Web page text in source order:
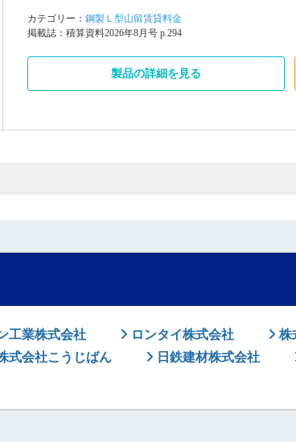
カテゴリー： 鋼製Ｌ型山留賃貸料金
掲載誌：積算資料2026年8月号 p.294
製品の詳細を見る
工業株式会社 ロンタイ株式会社
株
式会社こうじばん 日鉄建材株式会社